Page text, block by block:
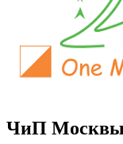
ЧиП Москвы